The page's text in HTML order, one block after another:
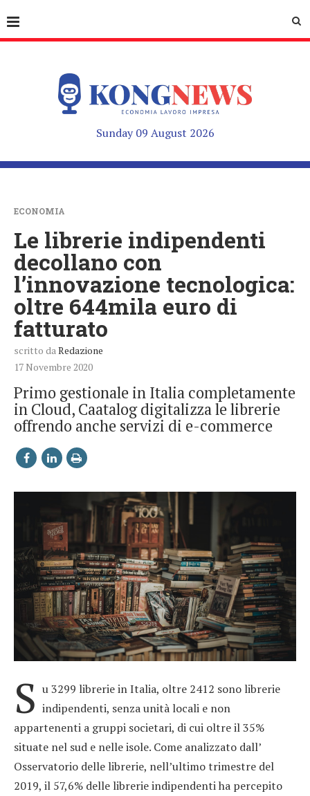
Sunday 09 August 2026
ECONOMIA
Le librerie indipendenti
decollano con
l’innovazione tecnologica:
oltre 644mila euro di
fatturato
scritto da Redazione
17 Novembre 2020
Primo gestionale in Italia completamente
in Cloud, Caatalog digitalizza le librerie
offrendo anche servizi di e-commerce
S u 3299 librerie in Italia, oltre 2412 sono librerie
indipendenti, senza unità locali e non
appartenenti a gruppi societari, di cui oltre il 35%
situate nel sud e nelle isole. Come analizzato dall’
Osservatorio delle librerie, nell’ultimo trimestre del
2019, il 57,6% delle librerie indipendenti ha percepito